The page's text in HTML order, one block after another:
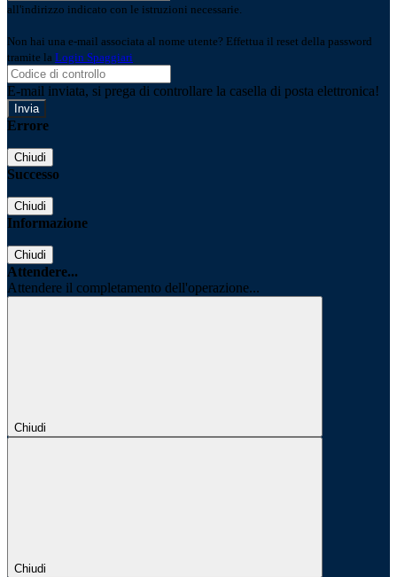
all'indirizzo indicato con le istruzioni necessarie.
Non hai una e-mail associata al nome utente? Effettua il reset della password
tramite la Login Spaggiari
E-mail inviata, si prega di controllare la casella di posta elettronica!
Errore
Chiudi
Successo
Chiudi
Informazione
Chiudi
Attendere...
Attendere il completamento dell'operazione...
Chiudi
Chiudi